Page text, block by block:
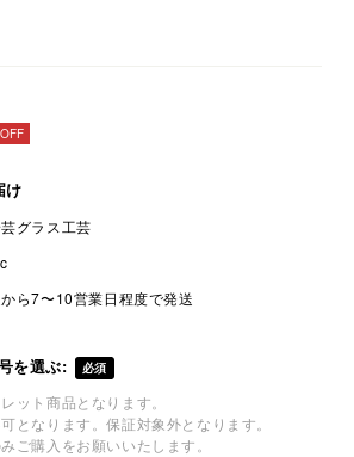
け
グラス工芸
ら7〜10営業日程度で発送
を選ぶ: 必須
ット商品となります。
となります。保証対象外となります。
ご購入をお願いいたします。